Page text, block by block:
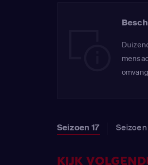
Seizoen 17 Seizoen
KIJK